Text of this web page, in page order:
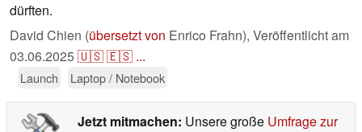
dürften.
David Chien (übersetzt von Enrico Frahn), Veröffentlicht am
03.06.2025🇺🇸🇪🇸 ...
Launch Laptop / Notebook
Jetzt mitmachen: Unsere große Umfrage zur